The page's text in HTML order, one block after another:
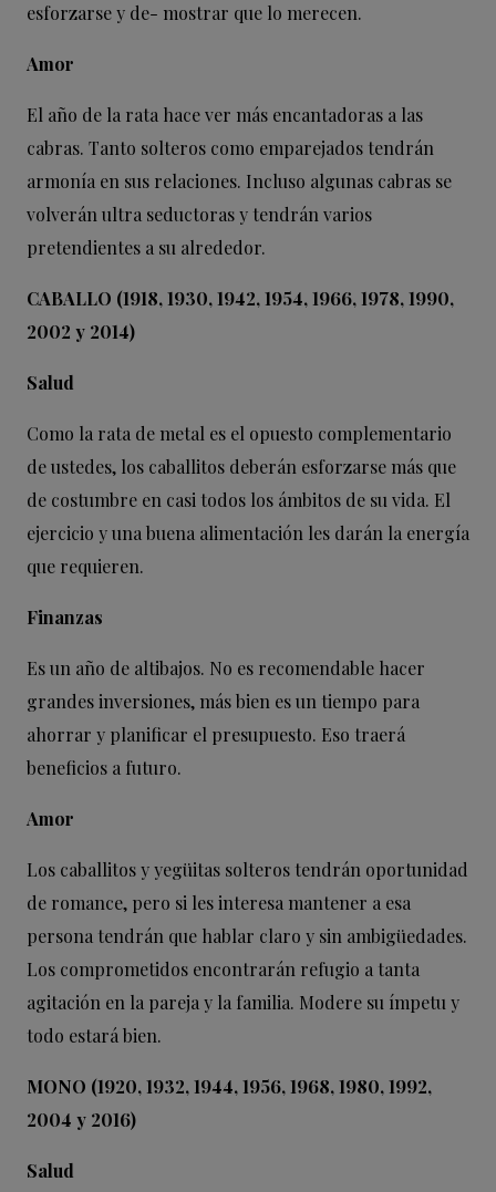
esforzarse y de- mostrar que lo merecen.
Amor
El año de la rata hace ver más encantadoras a las
cabras. Tanto solteros como emparejados tendrán
armonía en sus relaciones. Incluso algunas cabras se
volverán ultra seductoras y tendrán varios
pretendientes a su alrededor.
CABALLO (1918, 1930, 1942, 1954, 1966, 1978, 1990,
2002 y 2014)
Salud
Como la rata de metal es el opuesto complementario
de ustedes, los caballitos deberán esforzarse más que
de costumbre en casi todos los ámbitos de su vida. El
ejercicio y una buena alimentación les darán la energía
que requieren.
Finanzas
Es un año de altibajos. No es recomendable hacer
grandes inversiones, más bien es un tiempo para
ahorrar y planificar el presupuesto. Eso traerá
beneficios a futuro.
Amor
Los caballitos y yegüitas solteros tendrán oportunidad
de romance, pero si les interesa mantener a esa
persona tendrán que hablar claro y sin ambigüedades.
Los comprometidos encontrarán refugio a tanta
agitación en la pareja y la familia. Modere su ímpetu y
todo estará bien.
MONO (1920, 1932, 1944, 1956, 1968, 1980, 1992,
2004 y 2016)
Salud